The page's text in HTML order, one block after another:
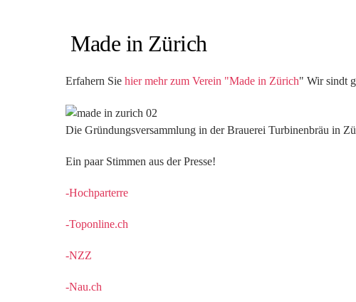
Made in Zürich
Erfahern Sie hier mehr zum Verein "Made in Zürich" Wir sindt
Die Gründungsversammlung in der Brauerei Turbinenbräu in
Ein paar Stimmen aus der Presse!
-Hochparterre
-Toponline.ch
-NZZ
-Nau.ch